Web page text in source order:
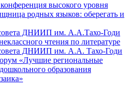
высокого уровня
родных языков: оберегать и
ДНИИП им. А.А.Тахо-Годи
чтения по литературе
ДНИИП им. А.А. Тахо-Годи
«Лучшие региональные
образования